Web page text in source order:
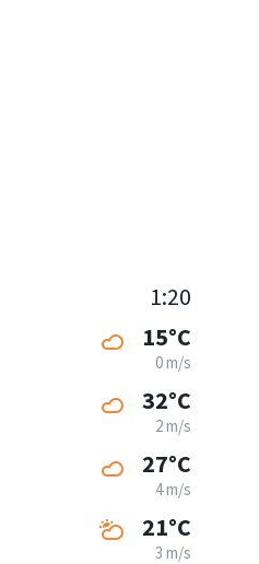
1:20
15°C
0 m/s
32°C
2 m/s
27°C
4 m/s
21°C
3 m/s